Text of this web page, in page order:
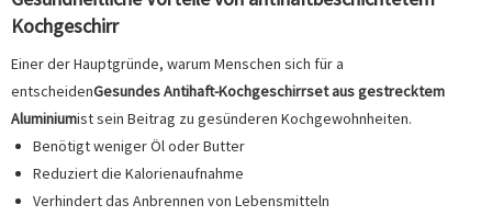
Kochgeschirr
Einer der Hauptgründe, warum Menschen sich für a
entscheidenGesundes Antihaft-Kochgeschirrset aus gestrecktem
Aluminiumist sein Beitrag zu gesünderen Kochgewohnheiten.
Benötigt weniger Öl oder Butter
Reduziert die Kalorienaufnahme
Verhindert das Anbrennen von Lebensmitteln